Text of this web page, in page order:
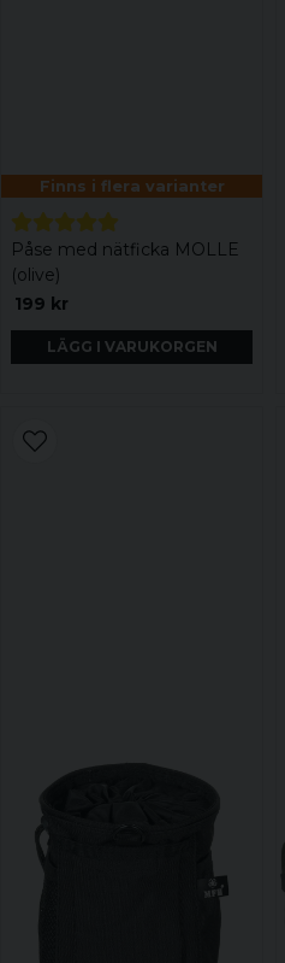
Finns i flera varianter
Påse med nätficka MOLLE
(olive)
199 kr
LÄGG I VARUKORGEN